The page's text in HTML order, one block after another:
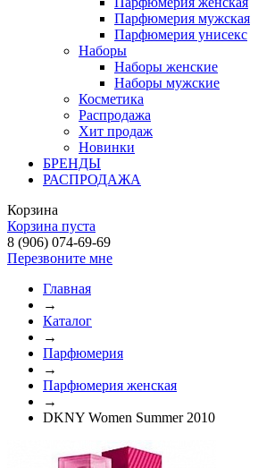
Парфюмерия мужская
Парфюмерия унисекс
Наборы
Наборы женские
Наборы мужские
Косметика
Распродажа
Хит продаж
Новинки
БРЕНДЫ
РАСПРОДАЖА
Корзина
Корзина пуста
8 (906) 074-69-69
Перезвоните мне
Главная
→
Каталог
→
Парфюмерия
→
Парфюмерия женская
→
DKNY Women Summer 2010